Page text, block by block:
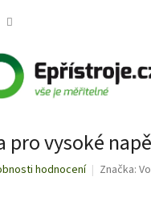
pro vysoké
hodnocení Značka: